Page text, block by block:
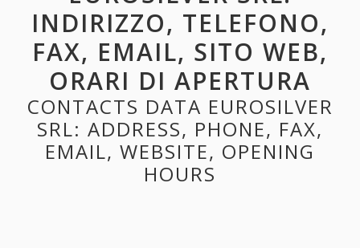
INDIRIZZO, TELEFONO,
FAX, EMAIL, SITO WEB,
ORARI DI APERTURA
CONTACTS DATA EUROSILVER
SRL: ADDRESS, PHONE, FAX,
EMAIL, WEBSITE, OPENING
HOURS